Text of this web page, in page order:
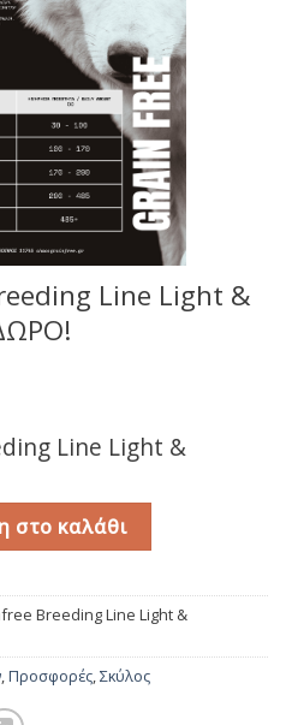
Line Light &
Line Light &
Light & Senior 12kg+ 3kg
στο καλάθι
Breeding Line Light &
Προσφορές Σκύλος